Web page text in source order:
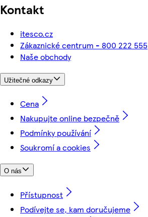
Kontakt
itesco.cz
Zákaznické centrum - 800 222 555
Naše obchody
Užitečné odkazy
Cena
Nakupujte online bezpečně
Podmínky používání
Soukromí a cookies
O nás
Přístupnost
Podívejte se, kam doručujeme